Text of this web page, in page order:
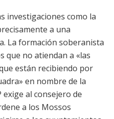
investigaciones como la
a una
La formación soberanista
que no atiendan a «las
están recibiendo por
en nombre de la
exige al consejero de
a los Mossos